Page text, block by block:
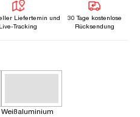
Liefertemin und
Live-Tracking
30 Tage kostenlose
Rücksendung
Weißaluminium